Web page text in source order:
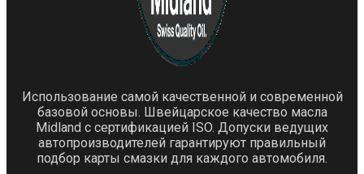
Использование самой качественной и современной
базовой основы. Швейцарское качество масла
Midland с сертификацией ISO. Допуски ведущих
автопроизводителей гарантируют правильный
подбор карты смазки для каждого автомобиля.